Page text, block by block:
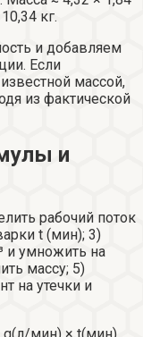
кг.
и добавляем
Если
массой,
из фактической
и
рабочий поток
t (мин); 3)
и умножить на
массу; 5)
на утечки и